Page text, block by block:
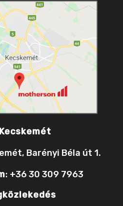
Barényi Béla út 1.
: +36 30 309 7963